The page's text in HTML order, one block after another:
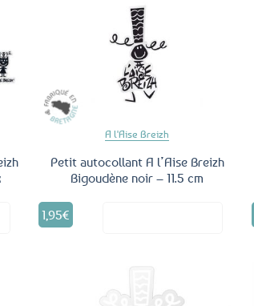
A l'Aise Breizh
Petit autocollant A l’Aise Breizh
Bigoudène noir – 11.5 cm
1,95€